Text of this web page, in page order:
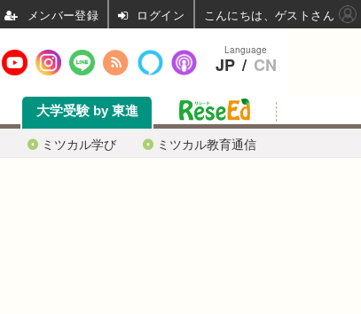
ミツカル学び ミツカル教育通信
大学受験 by 東進
Language
JP / CN
ログイン こんにちは、ゲストさん